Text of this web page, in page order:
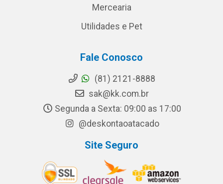
Mercearia
Utilidades e Pet
Fale Conosco
(81) 2121-8888
sak@kk.com.br
Segunda a Sexta: 09:00 as 17:00
@deskontaoatacado
Site Seguro